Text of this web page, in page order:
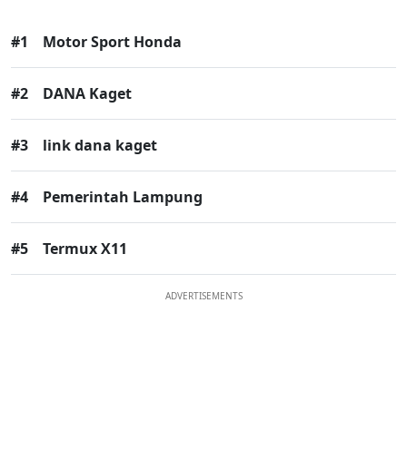
#1 Motor Sport Honda
#2 DANA Kaget
#3 link dana kaget
#4 Pemerintah Lampung
#5 Termux X11
ADVERTISEMENTS